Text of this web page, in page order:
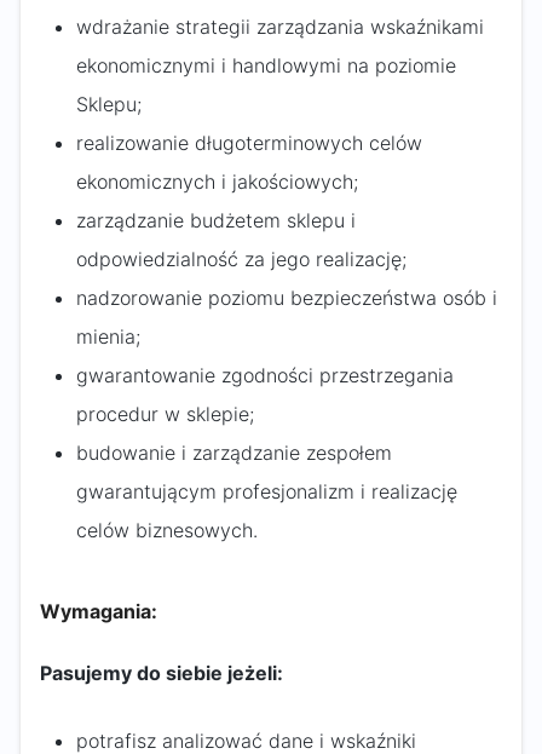
wdrażanie strategii zarządzania wskaźnikami
ekonomicznymi i handlowymi na poziomie
Sklepu;
realizowanie długoterminowych celów
ekonomicznych i jakościowych;
zarządzanie budżetem sklepu i
odpowiedzialność za jego realizację;
nadzorowanie poziomu bezpieczeństwa osób i
mienia;
gwarantowanie zgodności przestrzegania
procedur w sklepie;
budowanie i zarządzanie zespołem
gwarantującym profesjonalizm i realizację
celów biznesowych.
Wymagania:
Pasujemy do siebie jeżeli:
potrafisz analizować dane i wskaźniki